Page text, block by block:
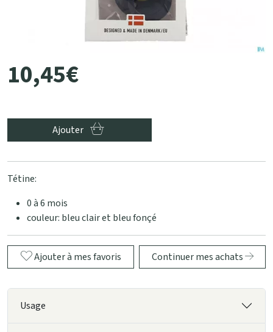
10,45€
Ajouter
Tétine:
0 à 6 mois
couleur: bleu clair et bleu fonçé
Ajouter à mes favoris Continuer mes achats
Usage